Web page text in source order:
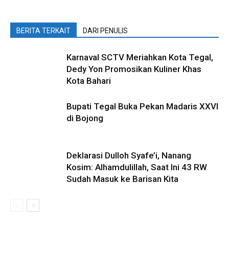
BERITA TERKAIT DARI PENULIS
Karnaval SCTV Meriahkan Kota Tegal,
Dedy Yon Promosikan Kuliner Khas
Kota Bahari
Bupati Tegal Buka Pekan Madaris XXVI
di Bojong
Deklarasi Dulloh Syafe’i, Nanang
Kosim: Alhamdulillah, Saat Ini 43 RW
Sudah Masuk ke Barisan Kita